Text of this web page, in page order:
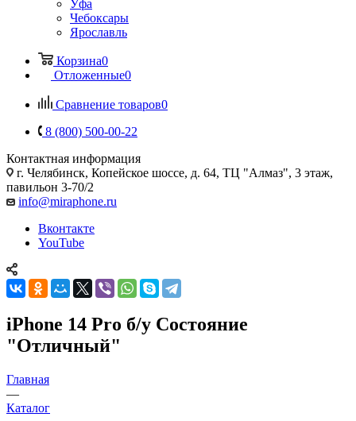
Уфа
Чебоксары
Ярославль
Корзина0
Отложенные0
Сравнение товаров0
8 (800) 500-00-22
Контактная информация
г. Челябинск, Копейское шоссе, д. 64, ТЦ "Алмаз", 3 этаж,
павильон 3-70/2
info@miraphone.ru
Вконтакте
YouTube
iPhone 14 Pro б/у Состояние
"Отличный"
Главная
—
Каталог